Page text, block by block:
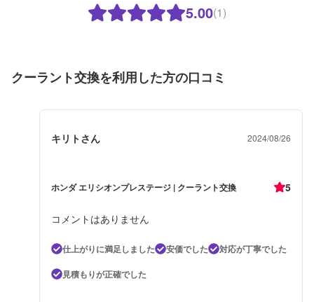
5.00(1)
クーラント交換を利用した方の口コミ
キリトさん 2024/08/26
ホンダ エリシオンプレステージ | クーラント交換 5
コメントはありません
仕上がりに満足しました 安価でした
対応が丁寧でした
見積もりが正確でした